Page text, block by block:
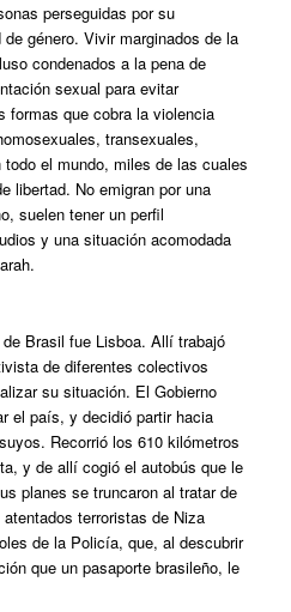
perseguidas por su
género. Vivir marginados de la
condenados a la pena de
sexual para evitar
formas que cobra la violencia
transexuales,
el mundo, miles de las cuales
libertad. No emigran por una
suelen tener un perfil
y una situación acomodada
Brasil fue Lisboa. Allí trabajó
de diferentes colectivos
su situación. El Gobierno
el país, y decidió partir hacia
Recorrió los 610 kilómetros
y de allí cogió el autobús que le
planes se truncaron al tratar de
terroristas de Niza
de la Policía, que, al descubrir
que un pasaporte brasileño, le